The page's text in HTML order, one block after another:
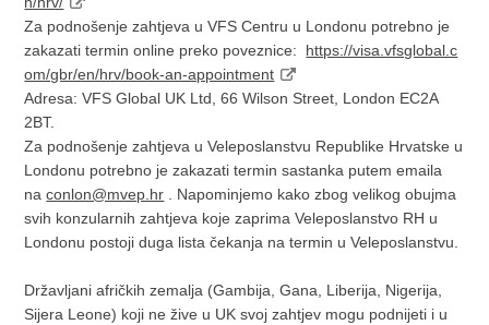
Za podnošenje zahtjeva u VFS Centru u Londonu potrebno je
zakazati termin online preko poveznice: https://visa.vfsglobal.c
om/gbr/en/hrv/book-an-appointment
Adresa: VFS Global UK Ltd, 66 Wilson Street, London EC2A
2BT.
Za podnošenje zahtjeva u Veleposlanstvu Republike Hrvatske u
Londonu potrebno je zakazati termin sastanka putem emaila
naconlon@mvep.hr . Napominjemo kako zbog velikog obujma
svih konzularnih zahtjeva koje zaprima Veleposlanstvo RH u
Londonu postoji duga lista čekanja na termin u Veleposlanstvu.
Državljani afričkih zemalja (Gambija, Gana, Liberija, Nigerija,
Sijera Leone) koji ne žive u UK svoj zahtjev mogu podnijeti i u